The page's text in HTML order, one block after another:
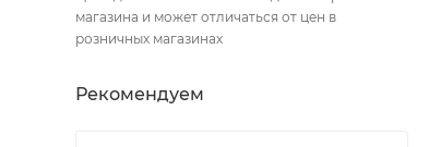
магазина и может отличаться от цен в
розничных магазинах
Рекомендуем